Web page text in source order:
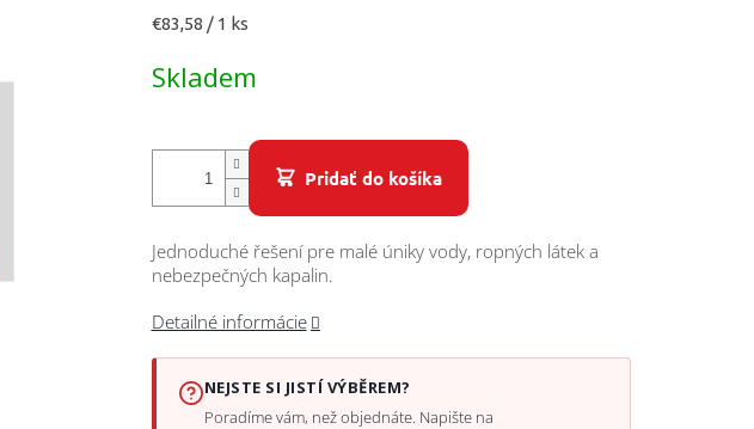
Jednotková
€83,58 / 1 ks
Skladem
Pridať do košíka
Jednoduché řešení pre malé úniky vody, ropných látek a
nebezpečných kapalin.
Detailné informácie
NEJSTE SI JISTÍ VÝBĚREM?
Poradíme vám, než objednáte. Napište na